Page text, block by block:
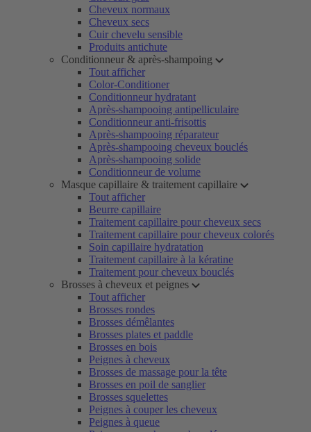
Cheveux normaux
Cheveux secs
Cuir chevelu sensible
Produits antichute
Conditionneur & après-shampoing
Tout afficher
Color-Conditioner
Conditionneur hydratant
Après-shampooing antipelliculaire
Conditionneur anti-frisottis
Après-shampooing réparateur
Après-shampooing cheveux bouclés
Après-shampooing solide
Conditionneur de volume
Masque capillaire & traitement capillaire
Tout afficher
Beurre capillaire
Traitement capillaire pour cheveux secs
Traitement capillaire pour cheveux colorés
Soin capillaire hydratation
Traitement capillaire à la kératine
Traitement pour cheveux bouclés
Brosses à cheveux et peignes
Tout afficher
Brosses rondes
Brosses démêlantes
Brosses plates et paddle
Brosses en bois
Peignes à cheveux
Brosses de massage pour la tête
Brosses en poil de sanglier
Brosses squelettes
Peignes à couper les cheveux
Peignes à queue